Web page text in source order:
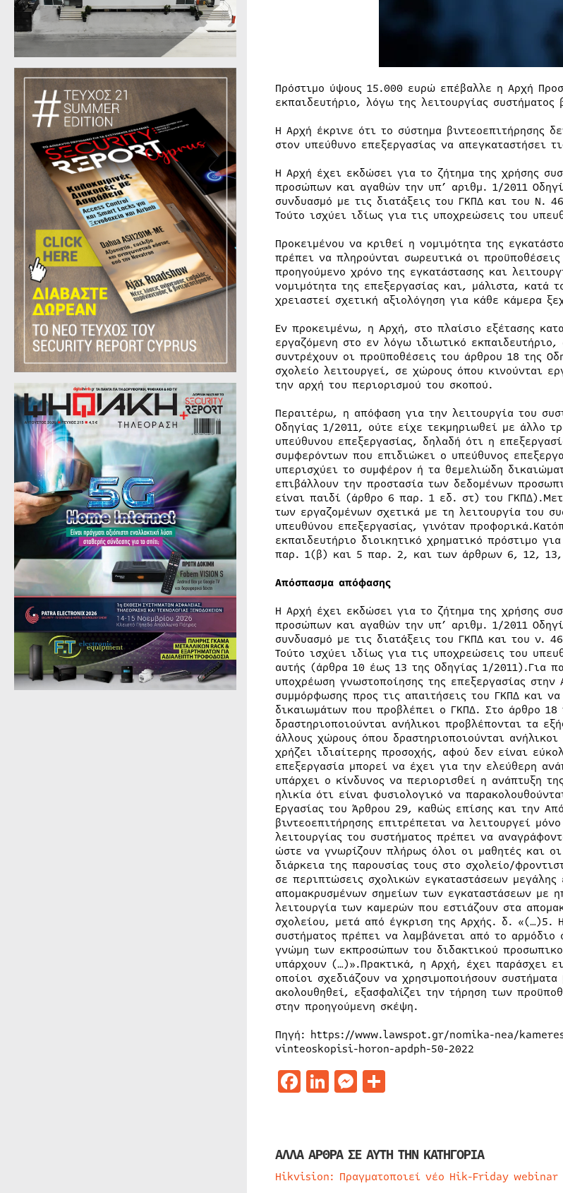
Πρόστιμο ύψους 15.000 ευρώ επέβαλλε η Αρχή
εκπαιδευτήριο, λόγω της λειτουργίας
Η Αρχή έκρινε ότι το σύστημα βιντεοεπιτήρησης
στον υπεύθυνο επεξεργασίας να απεγκαταστήσει
Η Αρχή έχει εκδώσει για το ζήτημα της χρήσης
προσώπων και αγαθών την υπ’ αριθμ. 1/2011
συνδυασμό με τις διατάξεις του ΓΚΠΔ και του Ν.
Τούτο ισχύει ιδίως για τις υποχρεώσεις του
Προκειμένου να κριθεί η νομιμότητα της
πρέπει να πληρούνται σωρευτικά οι
προηγούμενο χρόνο της εγκατάστασης και
νομιμότητα της επεξεργασίας και, μάλιστα, κατά
χρειαστεί σχετική αξιολόγηση για κάθε κάμερα
Εν προκειμένω, η Αρχή, στο πλαίσιο εξέτασης
εργαζόμενη στο εν λόγω ιδιωτικό
συντρέχουν οι προϋποθέσεις του άρθρου 18 της
σχολείο λειτουργεί, σε χώρους όπου κινούνται
την αρχή του περιορισμού του σκοπού.
Περαιτέρω, η απόφαση για την λειτουργία του
Οδηγίας 1/2011, ούτε είχε τεκμηριωθεί με άλλο
υπεύθυνου επεξεργασίας, δηλαδή ότι η
συμφερόντων που επιδιώκει ο υπεύθυνος
υπερισχύει το συμφέρον ή τα θεμελιώδη
επιβάλλουν την προστασία των δεδομένων
είναι παιδί (άρθρο 6 παρ. 1 εδ. στ) του
των εργαζομένων σχετικά με τη λειτουργία του
υπευθύνου επεξεργασίας, γινόταν
εκπαιδευτήριο διοικητικό χρηματικό πρόστιμο
παρ. 1(β) και 5 παρ. 2, και των άρθρων 6, 12, 13,
Απόσπασμα απόφασης
Η Αρχή έχει εκδώσει για το ζήτημα της χρήσης
προσώπων και αγαθών την υπ’ αριθμ. 1/2011
συνδυασμό με τις διατάξεις του ΓΚΠΔ και του ν.
Τούτο ισχύει ιδίως για τις υποχρεώσεις του
αυτής (άρθρα 10 έως 13 της Οδηγίας 1/2011).Για
υποχρέωση γνωστοποίησης της επεξεργασίας
συμμόρφωσης προς τις απαιτήσεις του ΓΚΠΔ και
δικαιωμάτων που προβλέπει ο ΓΚΠΔ. Στο άρθρο
δραστηριοποιούνται ανήλικοι προβλέπονται τα
άλλους χώρους όπου δραστηριοποιούνται
χρήζει ιδιαίτερης προσοχής, αφού δεν είναι
επεξεργασία μπορεί να έχει για την ελεύθερη
υπάρχει ο κίνδυνος να περιορισθεί η ανάπτυξη
ηλικία ότι είναι φυσιολογικό να
Εργασίας του Άρθρου 29, καθώς επίσης και την
βιντεοεπιτήρησης επιτρέπεται να λειτουργεί
λειτουργίας του συστήματος πρέπει να
ώστε να γνωρίζουν πλήρως όλοι οι μαθητές και
διάρκεια της παρουσίας τους στο σχολείο/
σε περιπτώσεις σχολικών εγκαταστάσεων
απομακρυσμένων σημείων των εγκαταστάσεων με
λειτουργία των καμερών που εστιάζουν στα
σχολείου, μετά από έγκριση της Αρχής. δ. «(…)5.
συστήματος πρέπει να λαμβάνεται από το
γνώμη των εκπροσώπων του διδακτικού
υπάρχουν (…)».Πρακτικά, η Αρχή, έχει παράσχει
οποίοι σχεδιάζουν να χρησιμοποιήσουν
ακολουθηθεί, εξασφαλίζει την τήρηση των
στην προηγούμενη σκέψη.
Πηγή: https://www.lawspot.gr/nomika-nea/
vinteoskopisi-horon-apdph-50-2022
Facebook
LinkedIn
Messenger
Μοιραστείτε
ΑΛΛΑ ΑΡΘΡΑ ΣΕ ΑΥΤΗ ΤΗΝ ΚΑΤΗΓΟΡΙΑ
Hikvision: Πραγματοποιεί νέο Hik-Friday webinar